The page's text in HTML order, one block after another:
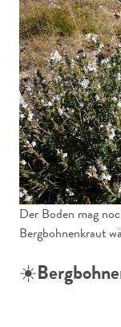
Der Boden mag
Bergbohnenkraut
☀️